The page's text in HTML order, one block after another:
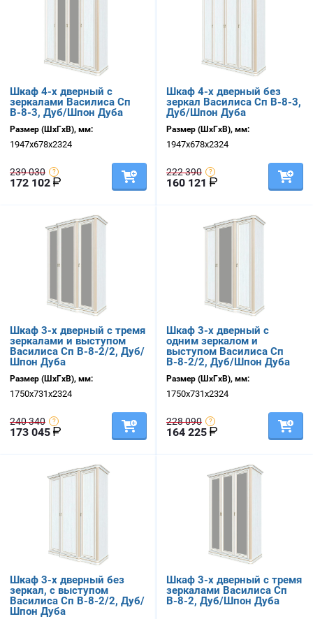
Шкаф 4-х дверный с
зеркалами Василиса Сп
В-8-3, Дуб/Шпон Дуба
Размер (ШхГхВ), мм:
1947х678х2324
239 030
172 102
Шкаф 4-х дверный без
зеркал Василиса Сп В-8-3,
Дуб/Шпон Дуба
Размер (ШхГхВ), мм:
1947х678х2324
222 390
160 121
Шкаф 3-х дверный с тремя
зеркалами и выступом
Василиса Сп В-8-2/2, Дуб/
Шпон Дуба
Размер (ШхГхВ), мм:
1750х731х2324
240 340
173 045
Шкаф 3-х дверный с
одним зеркалом и
выступом Василиса Сп
В-8-2/2, Дуб/Шпон Дуба
Размер (ШхГхВ), мм:
1750х731х2324
228 090
164 225
Шкаф 3-х дверный без
зеркал, с выступом
Василиса Сп В-8-2/2, Дуб/
Шпон Дуба
Шкаф 3-х дверный с тремя
зеркалами Василиса Сп
В-8-2, Дуб/Шпон Дуба